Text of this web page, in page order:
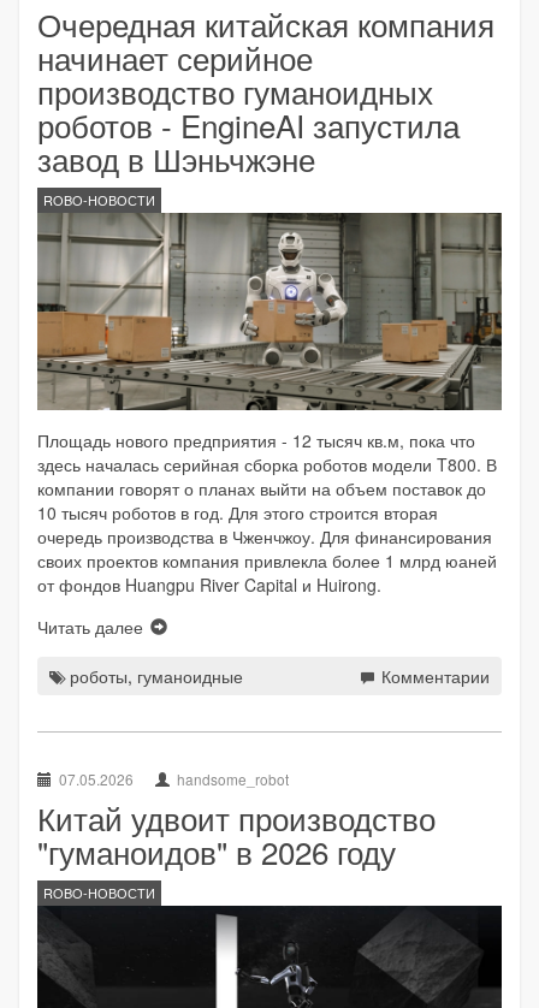
Очередная китайская компания
начинает серийное
производство гуманоидных
роботов - EngineAI запустила
завод в Шэньчжэне
ROBO-НОВОСТИ
Площадь нового предприятия - 12 тысяч кв.м, пока что
здесь началась серийная сборка роботов модели T800. В
компании говорят о планах выйти на объем поставок до
10 тысяч роботов в год. Для этого строится вторая
очередь производства в Чженчжоу. Для финансирования
своих проектов компания привлекла более 1 млрд юаней
от фондов Huangpu River Capital и Huirong.
Читать далее
роботы, гуманоидные Комментарии
07.05.2026 handsome_robot
Китай удвоит производство
"гуманоидов" в 2026 году
ROBO-НОВОСТИ